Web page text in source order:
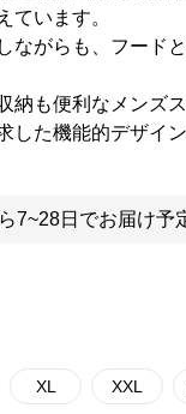
ています。
ながらも、フード
納も便利なメンズ
した機能的デザイ
7~28日でお届け予
XL XXL